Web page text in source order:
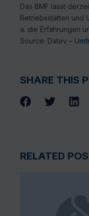
Das BMF lässt
Betriebsstätten und
a. die Erfahrungen
Source: Datev –
SHARE THIS
RELATED